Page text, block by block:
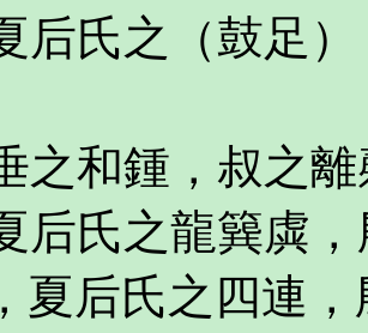
后氏之（鼓足
之和鍾，叔之
后氏之龍簨虡
夏后氏之四連